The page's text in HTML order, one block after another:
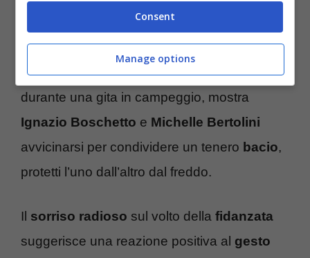
passionale via social: la reazione della
fidanzata
Lascena, che sembra essere stata catturata
durante una gita in campeggio, mostra
Ignazio Boschetto e Michelle Bertolini
avvicinarsi per condividere un tenero bacio,
protetti l’uno dall’altro dal freddo.
Il sorriso radioso sul volto della fidanzata
suggerisce una reazione positiva al gesto
Consent
Manage options